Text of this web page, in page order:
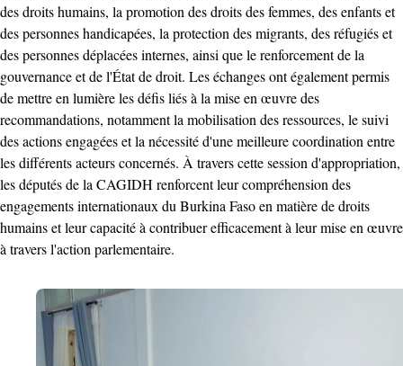
des droits humains, la promotion des droits des femmes, des enfants et
des personnes handicapées, la protection des migrants, des réfugiés et
des personnes déplacées internes, ainsi que le renforcement de la
gouvernance et de l'État de droit. Les échanges ont également permis
de mettre en lumière les défis liés à la mise en œuvre des
recommandations, notamment la mobilisation des ressources, le suivi
des actions engagées et la nécessité d'une meilleure coordination entre
les différents acteurs concernés. À travers cette session d'appropriation,
les députés de la CAGIDH renforcent leur compréhension des
engagements internationaux du Burkina Faso en matière de droits
humains et leur capacité à contribuer efficacement à leur mise en œuvre
à travers l'action parlementaire.